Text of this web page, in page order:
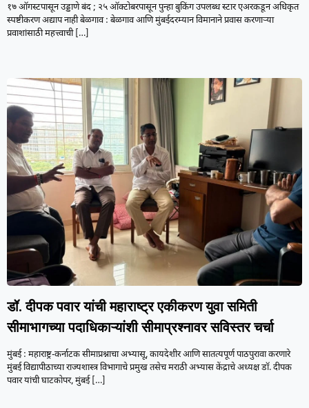
१७ ऑगस्टपासून उड्डाणे बंद ; २५ ऑक्टोबरपासून पुन्हा बुकिंग उपलब्ध स्टार एअरकडून अधिकृत
स्पष्टीकरण अद्याप नाही बेळगाव : बेळगाव आणि मुंबईदरम्यान विमानाने प्रवास करणाऱ्या
प्रवाशांसाठी महत्त्वाची[…]
डॉ. दीपक पवार यांची महाराष्ट्र एकीकरण युवा समिती
सीमाभागच्या पदाधिकाऱ्यांशी सीमाप्रश्नावर सविस्तर चर्चा
मुंबई : महाराष्ट्र-कर्नाटक सीमाप्रश्नाचा अभ्यासू, कायदेशीर आणि सातत्यपूर्ण पाठपुरावा करणारे
मुंबई विद्यापीठाच्या राज्यशास्त्र विभागाचे प्रमुख तसेच मराठी अभ्यास केंद्राचे अध्यक्ष डॉ. दीपक
पवार यांची घाटकोपर, मुंबई[…]